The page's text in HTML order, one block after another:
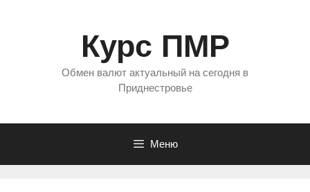
Курс ПМР
Обмен валют актуальный на сегодня в
Приднестровье
Меню